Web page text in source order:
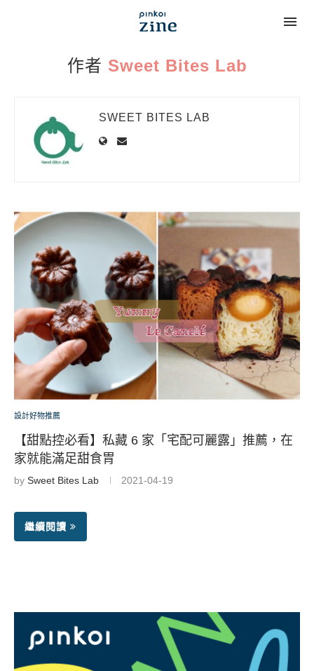
作者 Sweet Bites Lab
SWEET BITES LAB
設計好物推薦
【甜點控必看】私藏 6 家「宅配可麗露」推薦，在
家就能滿足甜食胃
by Sweet Bites Lab 2021-04-19
繼續閱讀